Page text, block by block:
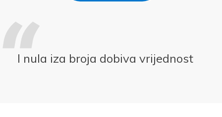
I nula iza broja dobiva vrijednost